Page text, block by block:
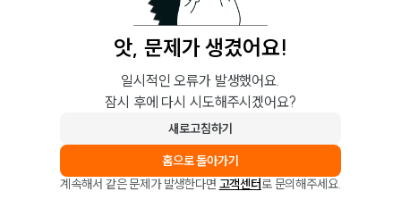
앗, 문제가 생겼어요!
일시적인 오류가 발생했어요.
잠시 후에 다시 시도해주시겠어요?
새로고침하기
홈으로 돌아가기
계속해서 같은 문제가 발생한다면 고객센터로 문의해주세요.